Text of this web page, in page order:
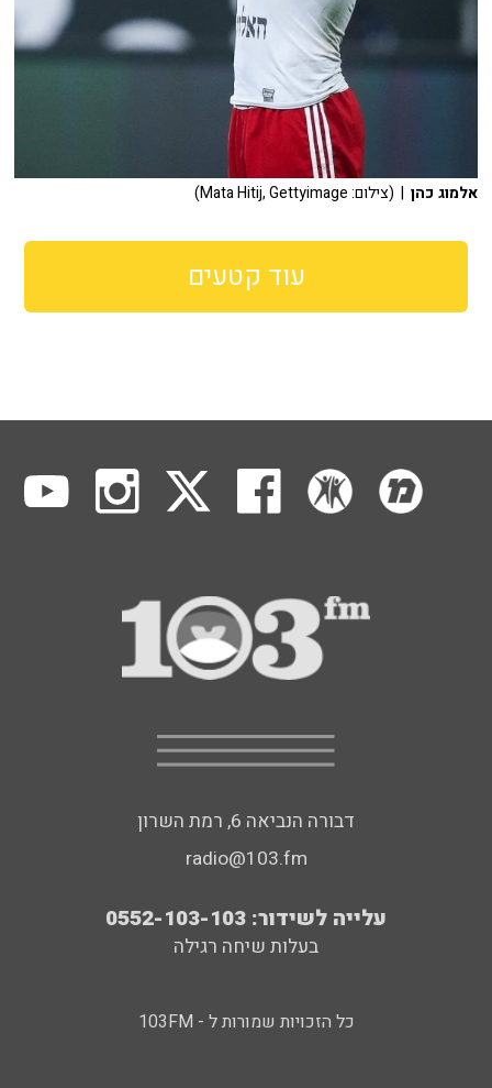
אלמוג כהן | (צילום: Mata Hitij, Gettyimage)
עוד קטעים
דבורה הנביאה 6, רמת השרון
radio@103.fm
עלייה לשידור: 0552-103-103
בעלות שיחה רגילה
כל הזכויות שמורות ל - 103FM